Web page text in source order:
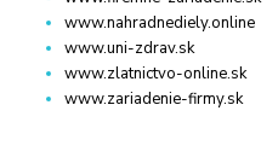
www.nahradnediely.online
www.uni-zdrav.sk
www.zlatnictvo-online.sk
www.zariadenie-firmy.sk